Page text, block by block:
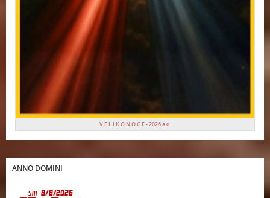
V E L I K O N O C E - 2026 a.d.
ANNO DOMINI